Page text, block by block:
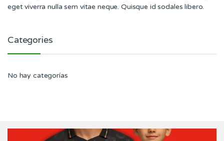
eget viverra nulla sem vitae neque. Quisque id sodales libero.
Categories
No hay categorías